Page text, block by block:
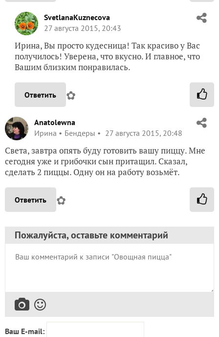
SvetlanaKuznecova
27 августа 2015, 20:43
Ирина, Вы просто кудесница! Так красиво у Вас
получилось! Уверена, что вкусно. И главное, что
Вашим близким понравилась.
Ответить ✿
Anatolewna
Ирина
Бендеры 27 августа 2015, 20:48
Света, завтра опять буду готовить вашу пиццу. Мне
сегодня уже и грибочки сын притащил. Сказал,
сделать 2 пиццы. Одну он на работу возьмёт.
Ответить ✿
Пожалуйста, оставьте комментарий
Ваш E-mail: